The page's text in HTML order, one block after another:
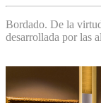
Bordado. De la
desarrollada por las